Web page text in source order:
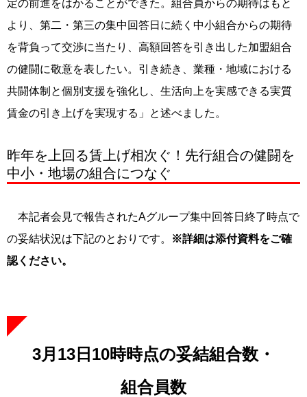
定の前進をはかることができた。組合員からの期待はもと
より、第二・第三の集中回答日に続く中小組合からの期待
を背負って交渉に当たり、高額回答を引き出した加盟組合
の健闘に敬意を表したい。引き続き、業種・地域における
共闘体制と個別支援を強化し、生活向上を実感できる実質
賃金の引き上げを実現する」と述べました。
昨年を上回る賃上げ相次ぐ！先行組合の健闘を
中小・地場の組合につなぐ
本記者会見で報告されたAグループ集中回答日終了時点で
の妥結状況は下記のとおりです。
※詳細は添付資料をご確
認ください。
3月13日10時時点の妥結組合数・
組合員数